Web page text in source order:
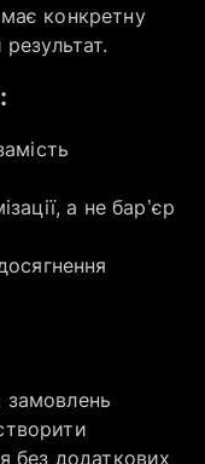
конкретну
а не бар’єр
замовлень
без додаткових